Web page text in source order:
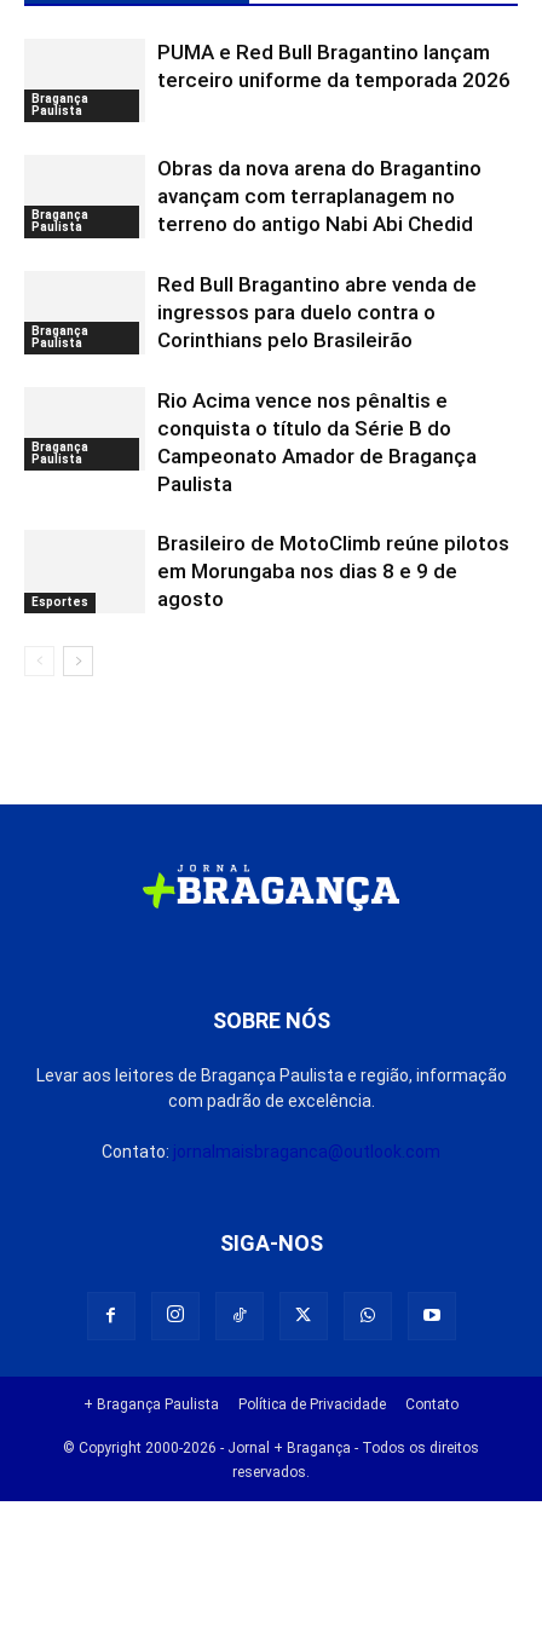
Bragança
Paulista
PUMA e Red Bull Bragantino lançam
terceiro uniforme da temporada 2026
Bragança
Paulista
Obras da nova arena do Bragantino
avançam com terraplanagem no
terreno do antigo Nabi Abi Chedid
Bragança
Paulista
Red Bull Bragantino abre venda de
ingressos para duelo contra o
Corinthians pelo Brasileirão
Bragança
Paulista
Rio Acima vence nos pênaltis e
conquista o título da Série B do
Campeonato Amador de Bragança
Paulista
Esportes
Brasileiro de MotoClimb reúne pilotos
em Morungaba nos dias 8 e 9 de
agosto
SOBRE NÓS
Levar aos leitores de Bragança Paulista e região, informação
com padrão de excelência.
Contato: jornalmaisbraganca@outlook.com
SIGA-NOS
+ Bragança Paulista Política de Privacidade Contato
© Copyright 2000-2026 - Jornal + Bragança - Todos os direitos
reservados.